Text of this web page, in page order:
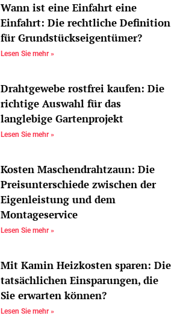
Wann ist eine Einfahrt eine
Einfahrt: Die rechtliche Definition
für Grundstückseigentümer?
Lesen Sie mehr »
Drahtgewebe rostfrei kaufen: Die
richtige Auswahl für das
langlebige Gartenprojekt
Lesen Sie mehr »
Kosten Maschendrahtzaun: Die
Preisunterschiede zwischen der
Eigenleistung und dem
Montageservice
Lesen Sie mehr »
Mit Kamin Heizkosten sparen: Die
tatsächlichen Einsparungen, die
Sie erwarten können?
Lesen Sie mehr »